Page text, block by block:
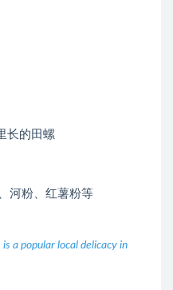
长的田螺
河粉、红薯粉等
a popular local delicacy in